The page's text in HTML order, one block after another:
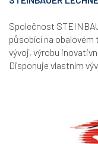
Společnost
působící na obalovém
vývoj, výrobu
Disponuje vlastním